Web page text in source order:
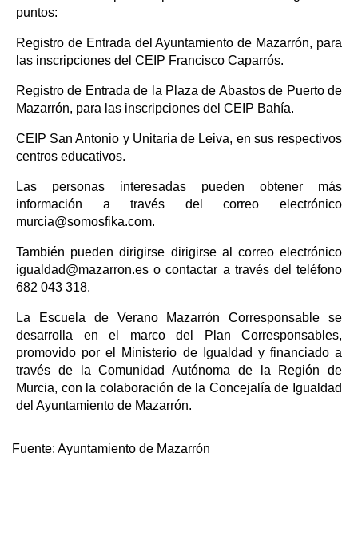
puntos:
Registro de Entrada del Ayuntamiento de Mazarrón, para
las inscripciones del CEIP Francisco Caparrós.
Registro de Entrada de la Plaza de Abastos de Puerto de
Mazarrón, para las inscripciones del CEIP Bahía.
CEIP San Antonio y Unitaria de Leiva, en sus respectivos
centros educativos.
Las personas interesadas pueden obtener más
información a través del correo electrónico
murcia@somosfika.com.
También pueden dirigirse dirigirse al correo electrónico
igualdad@mazarron.es o contactar a través del teléfono
682 043 318.
La Escuela de Verano Mazarrón Corresponsable se
desarrolla en el marco del Plan Corresponsables,
promovido por el Ministerio de Igualdad y financiado a
través de la Comunidad Autónoma de la Región de
Murcia, con la colaboración de la Concejalía de Igualdad
del Ayuntamiento de Mazarrón.
Fuente: Ayuntamiento de Mazarrón